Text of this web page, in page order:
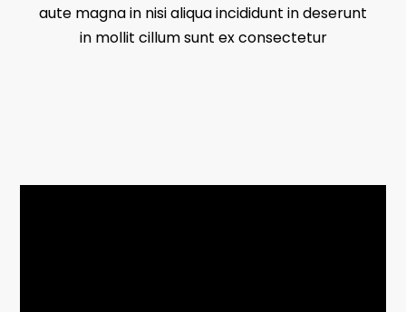
aute magna in nisi aliqua incididunt in deserunt
in mollit cillum sunt ex consectetur